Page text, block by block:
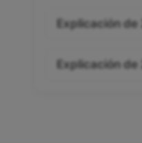
Explicación de
Explicación de